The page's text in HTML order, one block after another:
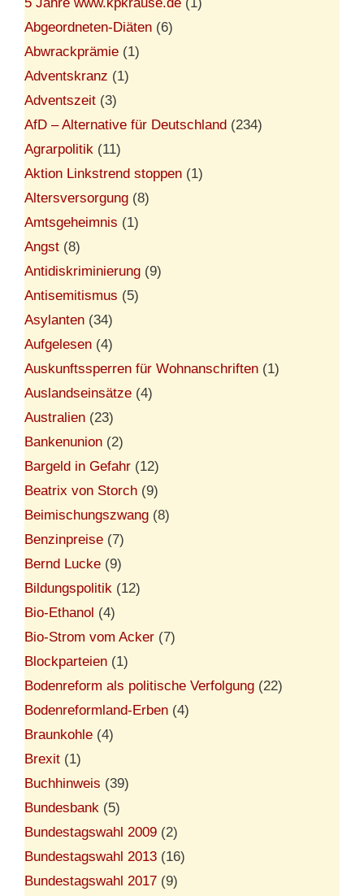
Abgeordneten-Diäten (6)
Abwrackprämie (1)
Adventskranz (1)
Adventszeit (3)
AfD – Alternative für Deutschland (234)
Agrarpolitik (11)
Aktion Linkstrend stoppen (1)
Altersversorgung (8)
Amtsgeheimnis (1)
Angst (8)
Antidiskriminierung (9)
Antisemitismus (5)
Asylanten (34)
Aufgelesen (4)
Auskunftssperren für Wohnanschriften (1)
Auslandseinsätze (4)
Australien (23)
Bankenunion (2)
Bargeld in Gefahr (12)
Beatrix von Storch (9)
Beimischungszwang (8)
Benzinpreise (7)
Bernd Lucke (9)
Bildungspolitik (12)
Bio-Ethanol (4)
Bio-Strom vom Acker (7)
Blockparteien (1)
Bodenreform als politische Verfolgung (22)
Bodenreformland-Erben (4)
Braunkohle (4)
Brexit (1)
Buchhinweis (39)
Bundesbank (5)
Bundestagswahl 2009 (2)
Bundestagswahl 2013 (16)
Bundestagswahl 2017 (9)